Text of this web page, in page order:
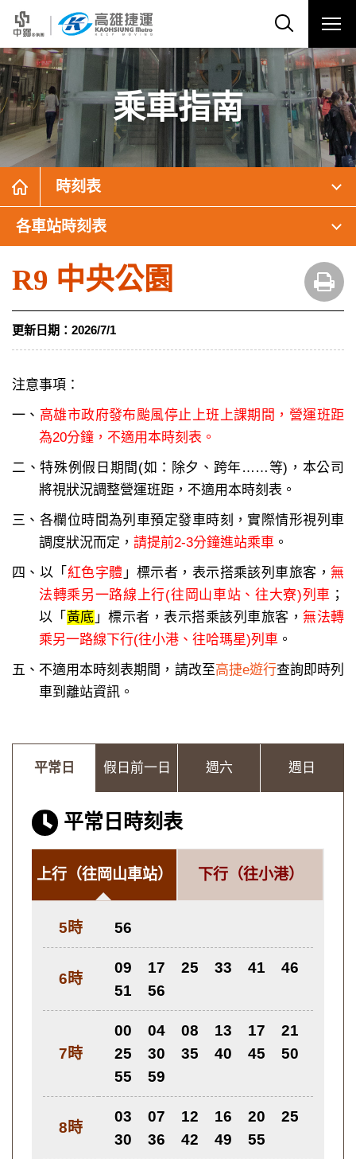
乘車指南
時刻表
各車站時刻表
R9 中央公園
更新日期： 2026/7/1
注意事項：
一、 高雄市政府發布颱風停止上班上課期間，營運班距
為20分鐘，不適用本時刻表。
二、特殊例假日期間(如：除夕、跨年……等)，本公司
將視狀況調整營運班距，不適用本時刻表。
三、各欄位時間為列車預定發車時刻，實際情形視列車
調度狀況而定， 請提前2-3分鐘進站乘車 。
四、以「 紅色字體 」標示者，表示搭乘該列車旅客，無
法轉乘另一路線上行(往岡山車站、往大寮)列車 ；
以「 黃底 」標示者，表示搭乘該列車旅客，無法轉
乘另一路線下行(往小港、往哈瑪星)列車 。
五、不適用本時刻表期間，請改至高捷e遊行查詢即時列
車到離站資訊。
平常日 假日前一日 週六 週日
平常日時刻表
上行（往岡山車站） 下行（往小港）
5時 56
6時
09 17 25 33 41
46
51
56
7時
00 04 08 13 17
21
25
30 35 40 45
50
55
59
8時
03 07 12 16 20
25
30
36 42 49 55